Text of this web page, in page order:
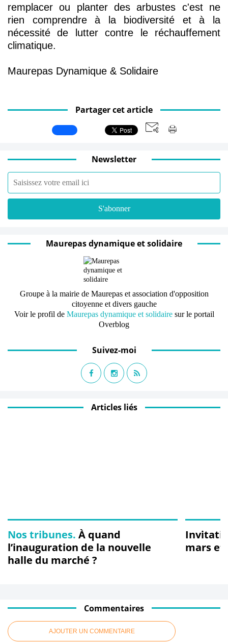
remplacer ou planter des arbustes c'est ne
rien comprendre à la biodiversité et à la
nécessité de lutter contre le réchauffement
climatique.
Maurepas Dynamique & Solidaire
Partager cet article
Newsletter
Maurepas dynamique et solidaire
Groupe à la mairie de Maurepas et association d'opposition
citoyenne et divers gauche
Voir le profil de Maurepas dynamique et solidairesur le portail
Overblog
Suivez-moi
Articles liés
Nos tribunes. À quand
l’inauguration de la nouvelle
halle du marché ?
mars et
Commentaires
AJOUTER UN COMMENTAIRE